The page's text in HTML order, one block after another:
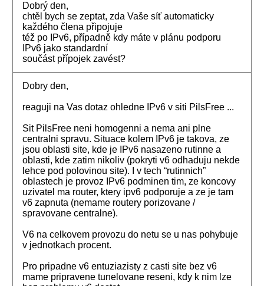
Dobrý den,
chtěl bych se zeptat, zda Vaše síť automaticky
každého člena připojuje
též po IPv6, případně kdy máte v plánu podporu
IPv6 jako standardní
součást přípojek zavést?
Dobry den,
reaguji na Vas dotaz ohledne IPv6 v siti PilsFree ...
Sit PilsFree neni homogenni a nema ani plne
centralni spravu. Situace kolem IPv6 je takova, ze
jsou oblasti site, kde je IPv6 nasazeno rutinne a
oblasti, kde zatim nikoliv (pokryti v6 odhaduju nekde
lehce pod polovinou site). I v tech “rutinnich”
oblastech je provoz IPv6 podminen tim, ze koncovy
uzivatel ma router, ktery ipv6 podporuje a ze je tam
v6 zapnuta (nemame routery porizovane /
spravovane centralne).
V6 na celkovem provozu do netu se u nas pohybuje
v jednotkach procent.
Pro pripadne v6 entuziazisty z casti site bez v6
mame pripravene tunelovane reseni, kdy k nim lze